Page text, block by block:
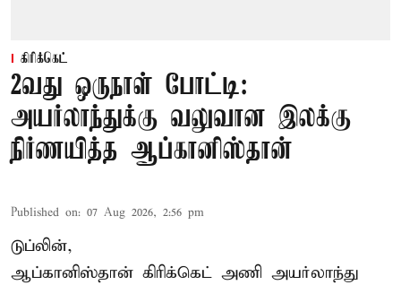
கிரிக்கெட்
2வது ஒருநாள் போட்டி:
அயர்லாந்துக்கு வலுவான இலக்கு
நிர்ணயித்த ஆப்கானிஸ்தான்
Published on: 07 Aug 2026, 2:56 pm
டுப்லின்,
ஆப்கானிஸ்தான் கிரிக்கெட் அணி அயர்லாந்து